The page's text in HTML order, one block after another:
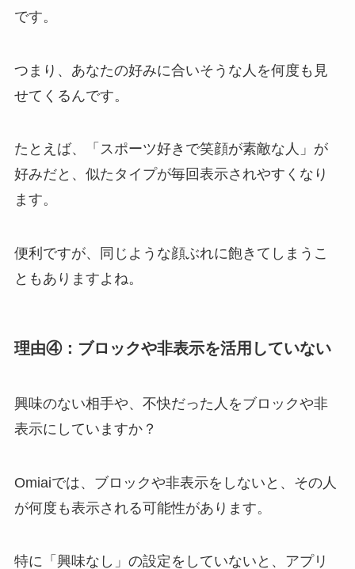
です。
つまり、あなたの好みに合いそうな人を何度も見
せてくるんです。
たとえば、「スポーツ好きで笑顔が素敵な人」が
好みだと、似たタイプが毎回表示されやすくなり
ます。
便利ですが、同じような顔ぶれに飽きてしまうこ
ともありますよね。
理由④：ブロックや非表示を活用していない
興味のない相手や、不快だった人をブロックや非
表示にしていますか？
Omiaiでは、ブロックや非表示をしないと、その人
が何度も表示される可能性があります。
特に「興味なし」の設定をしていないと、アプリ